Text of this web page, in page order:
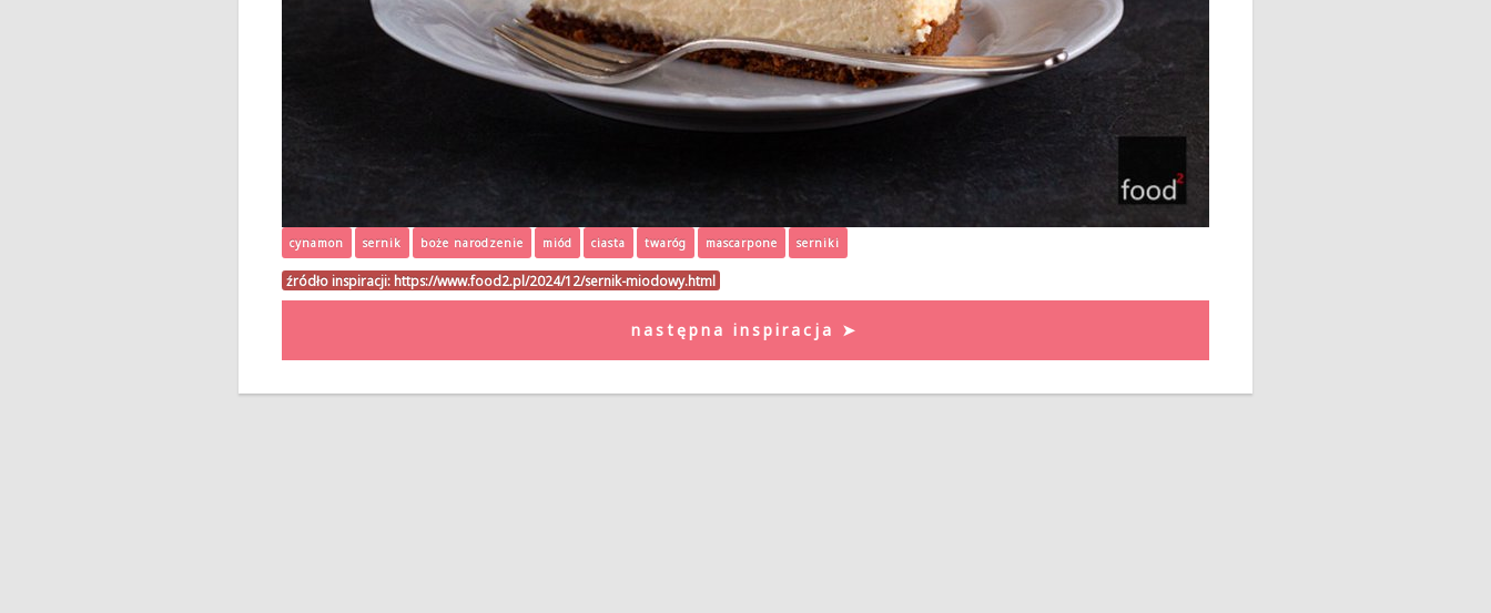
cynamon sernik boże narodzenie miód ciasta twaróg mascarpone serniki
źródło inspiracji: https://www.food2.pl/2024/12/sernik-miodowy.html
następna inspiracja ➤